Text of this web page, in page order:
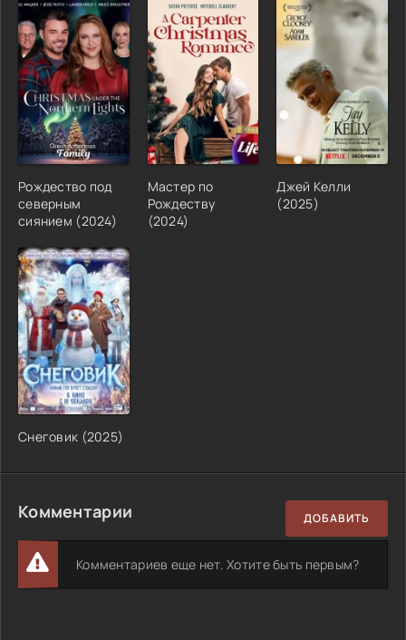
Рождество под
северным
сиянием (2024)
Мастер по
Рождеству
(2024)
Джей Келли
(2025)
Снеговик (2025)
Комментарии ДОБАВИТЬ
Комментариев еще нет. Хотите быть первым?